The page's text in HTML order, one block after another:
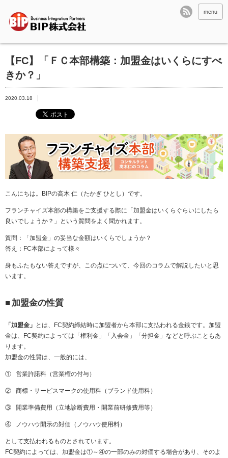
menu
【FC】「ＦＣ本部構築：加盟金はいくらにすべ
きか？」
2020.03.18
こんにちは。 BIPの高木 仁（たかぎ ひとし）です。
フランチャイズ本部の構築をご支援する際に「加盟金はいくらぐらいにしたら
良いでしょうか？」という質問をよく聞かれます。
質問：「加盟金」の妥当な金額はいくらでしょうか？
答え： FC本部によって様々
身もふたもない答えですが、この点について、今回のコラムで解説したいと思
います。
■ 加盟金の性質
「加盟金」 とは、 FC契約締結時に加盟者から本部に支払われる金銭です。加盟
金は、 FC契約によっては「権利金」「入会金」「分担金」などと呼ぶこともあ
ります。
加盟金の性質は、一般的には、
① 営業許諾料（営業権の付与）
② 商標・サービスマークの使用料（ブランド使用料）
③ 開業準備費用（立地診断費用・開業前研修費用等）
④ ノウハウ開示の対価（ノウハウ使用料）
として支払われるものとされています。
FC契約によっては、加盟金は①～④の一部のみの対価する場合があり、そのよ